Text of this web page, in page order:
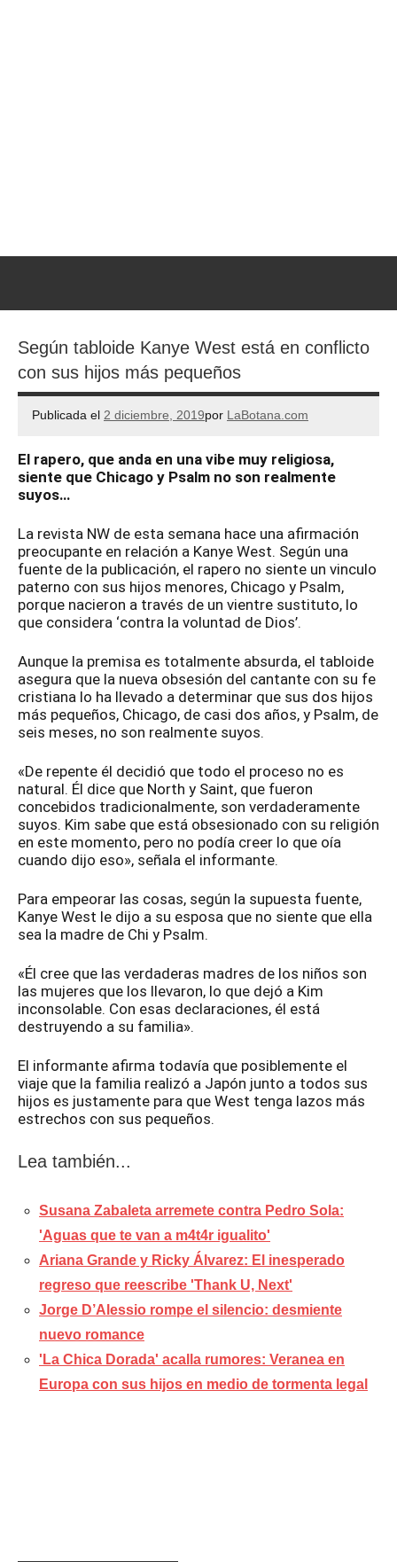
Según tabloide Kanye West está en conflicto
con sus hijos más pequeños
Publicada el 2 diciembre, 2019por LaBotana.com
El rapero, que anda en una vibe muy religiosa,
siente que Chicago y Psalm no son realmente
suyos…
La revista NW de esta semana hace una afirmación
preocupante en relación a Kanye West. Según una
fuente de la publicación, el rapero no siente un vinculo
paterno con sus hijos menores, Chicago y Psalm,
porque nacieron a través de un vientre sustituto, lo
que considera ‘contra la voluntad de Dios’.
Aunque la premisa es totalmente absurda, el tabloide
asegura que la nueva obsesión del cantante con su fe
cristiana lo ha llevado a determinar que sus dos hijos
más pequeños, Chicago, de casi dos años, y Psalm, de
seis meses, no son realmente suyos.
«De repente él decidió que todo el proceso no es
natural. Él dice que North y Saint, que fueron
concebidos tradicionalmente, son verdaderamente
suyos. Kim sabe que está obsesionado con su religión
en este momento, pero no podía creer lo que oía
cuando dijo eso», señala el informante.
Para empeorar las cosas, según la supuesta fuente,
Kanye West le dijo a su esposa que no siente que ella
sea la madre de Chi y Psalm.
«Él cree que las verdaderas madres de los niños son
las mujeres que los llevaron, lo que dejó a Kim
inconsolable. Con esas declaraciones, él está
destruyendo a su familia».
El informante afirma todavía que posiblemente el
viaje que la familia realizó a Japón junto a todos sus
hijos es justamente para que West tenga lazos más
estrechos con sus pequeños.
Lea también...
Susana Zabaleta arremete contra Pedro Sola:
'Aguas que te van a m4t4r igualito'
Ariana Grande y Ricky Álvarez: El inesperado
regreso que reescribe 'Thank U, Next'
Jorge D’Alessio rompe el silencio: desmiente
nuevo romance
'La Chica Dorada' acalla rumores: Veranea en
Europa con sus hijos en medio de tormenta legal